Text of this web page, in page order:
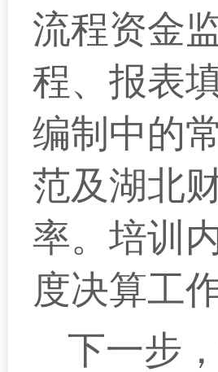
流程资金
程、报表
编制中的
范及湖北
率。培训
度决算工
下一步